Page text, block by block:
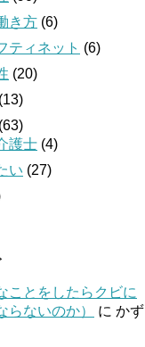
き方 (6)
ティネット (6)
(20)
(13)
(63)
護士 (4)
い (27)
ことをしたらクビに
らないのか）
に かず